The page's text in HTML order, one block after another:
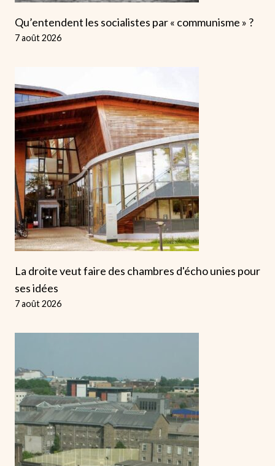
Qu’entendent les socialistes par « communisme » ?
7 août 2026
La droite veut faire des chambres d'écho unies pour
ses idées
7 août 2026